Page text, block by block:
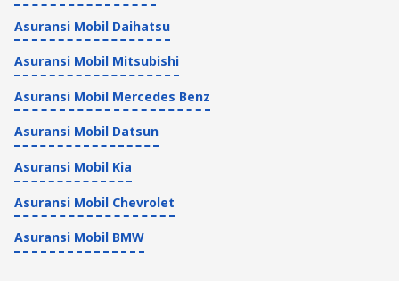
Asuransi Mobil Daihatsu
Asuransi Mobil Mitsubishi
Asuransi Mobil Mercedes Benz
Asuransi Mobil Datsun
Asuransi Mobil Kia
Asuransi Mobil Chevrolet
Asuransi Mobil BMW